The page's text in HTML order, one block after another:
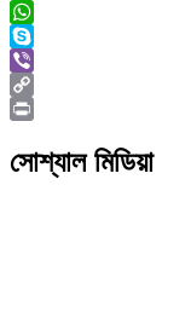
Twitter
WhatsApp
Skype
Viber
Copy
সোশ্যাল মিডিয়া